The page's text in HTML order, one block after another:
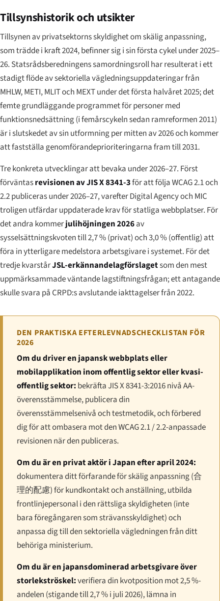
Tillsynshistorik och utsikter
Tillsynen av privatsektorns skyldighet om skälig anpassning,
som trädde i kraft 2024, befinner sig i sin första cykel under 2025–
26. Statsrådsberedningens samordningsroll har resulterat i ett
stadigt flöde av sektoriella vägledningsuppdateringar från
MHLW, METI, MLIT och MEXT under det första halvåret 2025; det
femte grundläggande programmet för personer med
funktionsnedsättning (i femårscykeln sedan ramreformen 2011)
är i slutskedet av sin utformning per mitten av 2026 och kommer
att fastställa genomförandeprioriteringarna fram till 2031.
Tre konkreta utvecklingar att bevaka under 2026–27. Först
förväntasrevisionen av JIS X 8341-3för att följa WCAG 2.1 och
2.2 publiceras under 2026–27, varefter Digital Agency och MIC
troligen utfärdar uppdaterade krav för statliga webbplatser. För
det andra kommerjulihöjningen 2026av
sysselsättningskvoten till 2,7 % (privat) och 3,0 % (offentlig) att
föra in ytterligare medelstora arbetsgivare i systemet. För det
tredje kvarstårJSL-erkännandelagförslagetsom den mest
uppmärksammade väntande lagstiftningsfrågan; ett antagande
skulle svara på CRPD:s avslutande iakttagelser från 2022.
DEN PRAKTISKA EFTERLEVNADSCHECKLISTAN FÖR
2026
Om du driver en japansk webbplats eller
mobilapplikation inom offentlig sektor eller kvasi-
offentlig sektor: bekräfta JIS X 8341-3:2016 nivå AA-
överensstämmelse, publicera din
överensstämmelsenivå och testmetodik, och förbered
dig för att ombasera mot den WCAG 2.1 / 2.2-anpassade
revisionen när den publiceras.
Om du är en privat aktör i Japan efter april 2024:
dokumentera ditt förfarande för skälig anpassning (合
理的配慮) för kundkontakt och anställning, utbilda
frontlinjepersonal i den rättsliga skyldigheten (inte
bara föregångaren som strävansskyldighet) och
anpassa dig till den sektoriella vägledningen från ditt
behöriga ministerium.
Om du är en japansdominerad arbetsgivare över
storlekströskel:verifiera din kvotposition mot 2,5 %-
andelen (stigande till 2,7 % i juli 2026), lämna in